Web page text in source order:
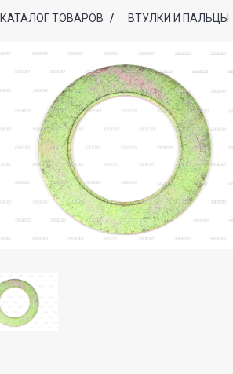
КАТАЛОГ ТОВАРОВ / ВТУЛКИ И ПАЛЬЦЫ